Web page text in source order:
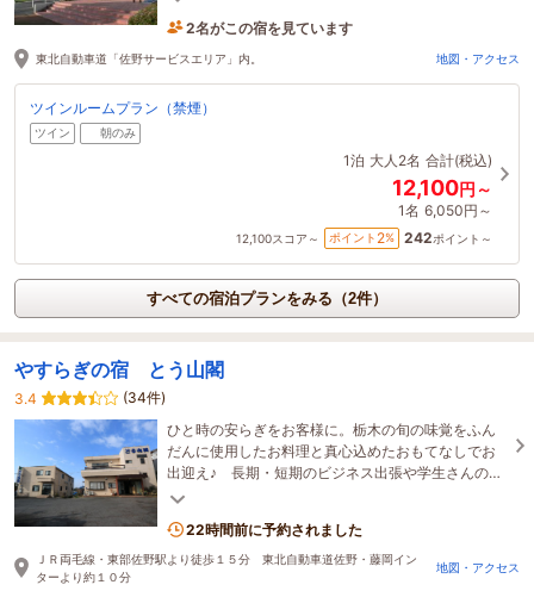
2名がこの宿を見ています
3時間前に予約されました
東北自動車道「佐野サービスエリア」内。 地図・アクセス
ツインルームプラン（禁煙）
ツイン 朝のみ
1泊 大人2名 合計(税込)
12,100円～
1名 6,050円～
12,100スコア～ ポイント 2% 242ポイント～
すべての宿泊プランをみる（2件）
やすらぎの宿 とう山閣
3.4
(34件)
ひと時の安らぎをお客様に。栃木の旬の味覚をふん
だんに使用したお料理と真心込めたおもてなしでお
出迎え♪ 長期・短期のビジネス出張や学生さんの合
宿などにどうぞご利用ください。
22時間前に予約されました
ＪＲ両毛線・東部佐野駅より徒歩１５分 東北自動車道佐野・藤岡イン
ターより約１０分
地図・アクセス